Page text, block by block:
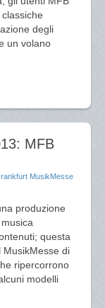
degli
un volano
MFB
MusikMesse
produzione
questa
MusikMesse di
ripercorrono
modelli